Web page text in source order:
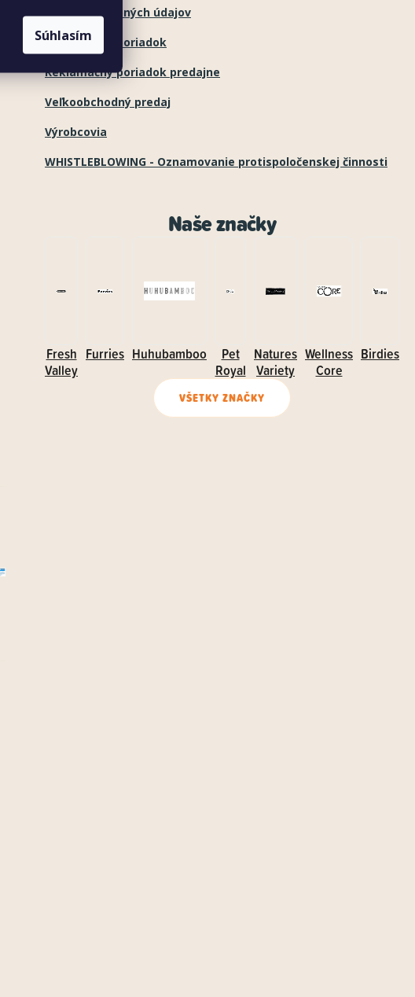
Súhlasím
Ochrana osobných údajov
Reklamačný poriadok
Reklamačný poriadok predajne
Veľkoobchodný predaj
Výrobcovia
WHISTLEBLOWING - Oznamovanie protispoločenskej činnosti
Naše značky
Fresh
Valley
Furries Huhubamboo
Pet
Royal
Natures
Variety
Wellness
Core
Birdies
VŠETKY ZNAČKY